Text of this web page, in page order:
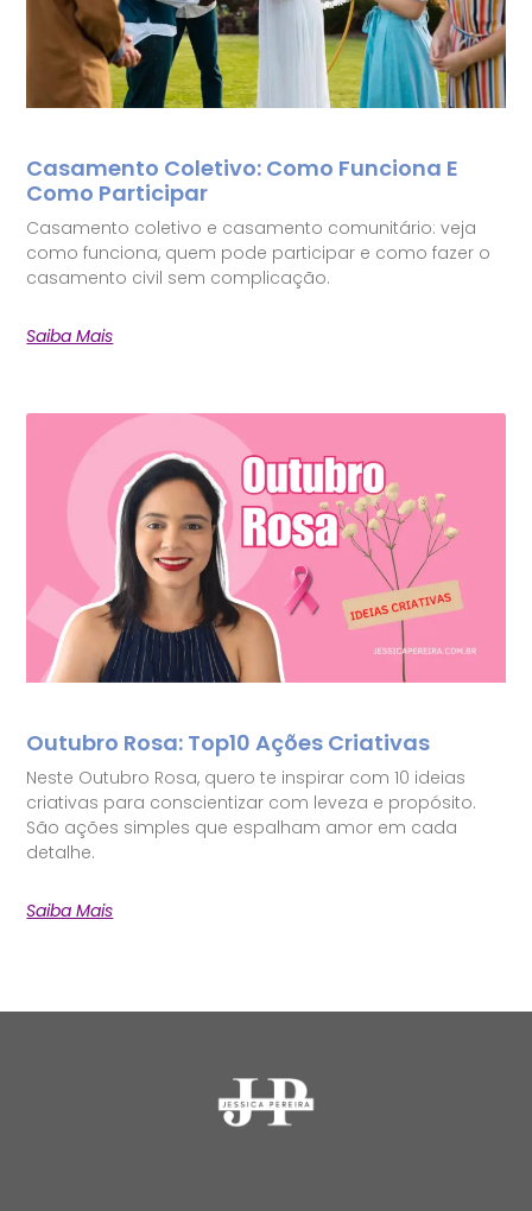
Casamento Coletivo: Como Funciona E
Como Participar
Casamento coletivo e casamento comunitário: veja
como funciona, quem pode participar e como fazer o
casamento civil sem complicação.
Saiba Mais
Outubro Rosa: Top10 Ações Criativas
Neste Outubro Rosa, quero te inspirar com 10 ideias
criativas para conscientizar com leveza e propósito.
São ações simples que espalham amor em cada
detalhe.
Saiba Mais